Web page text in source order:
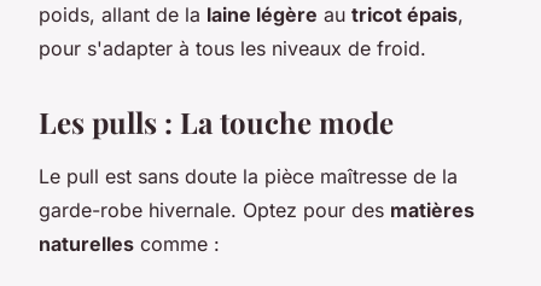
poids, allant de la laine légère au tricot épais,
pour s'adapter à tous les niveaux de froid.
Les pulls : La touche mode
Le pull est sans doute la pièce maîtresse de la
garde-robe hivernale. Optez pour des matières
naturelles comme :